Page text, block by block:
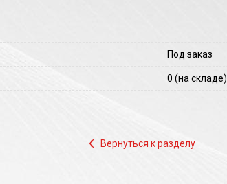
Под заказ
0 (на складе)
‹ Вернуться к разделу